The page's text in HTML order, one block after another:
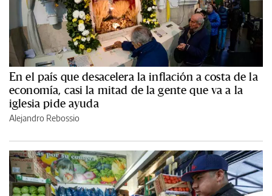
En el país que desacelera la inflación a costa de la
economía, casi la mitad de la gente que va a la
iglesia pide ayuda
Alejandro Rebossio